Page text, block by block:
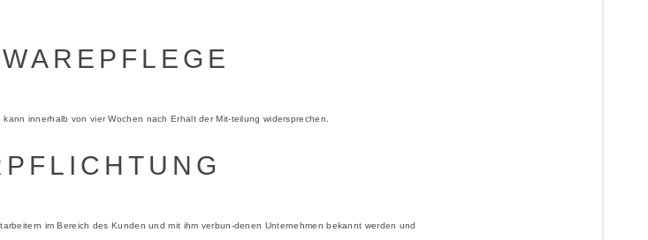
innerhalb von vier Wochen nach Erhalt der Mit-teilung widersprechen.
im Bereich des Kunden und mit ihm verbun-denen Unternehmen bekannt werden und